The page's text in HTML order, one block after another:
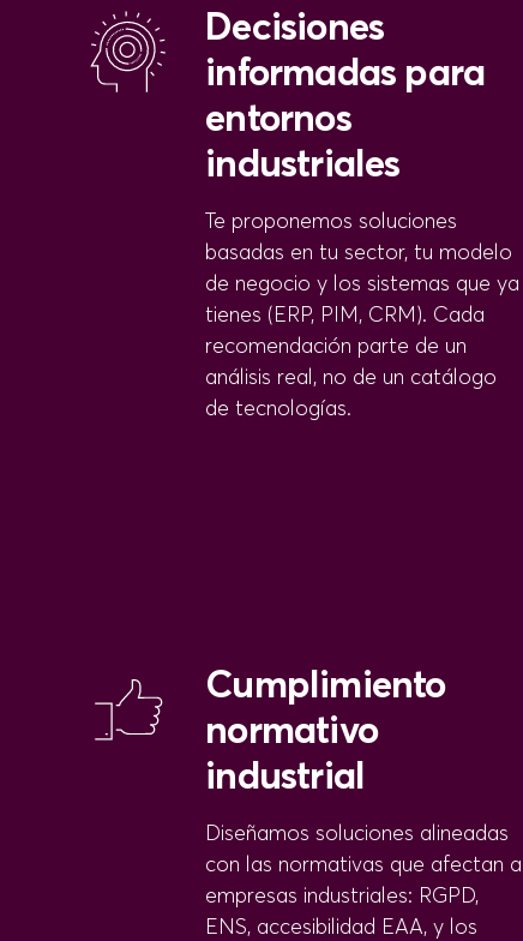
Decisiones
informadas para
entornos
industriales
Te proponemos soluciones
basadas en tu sector, tu modelo
de negocio y los sistemas que ya
tienes (ERP, PIM, CRM). Cada
recomendación parte de un
análisis real, no de un catálogo
de tecnologías.
Cumplimiento
normativo
industrial
Diseñamos soluciones alineadas
con las normativas que afectan a
empresas industriales: RGPD,
ENS, accesibilidad EAA, y los